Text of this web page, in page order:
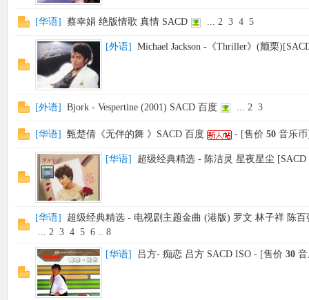
[华语] 蔡幸娟 绝版情歌 真情 SACD ... 2 3 4 5
[外语] Michael Jackson -《Thriller》(颤栗
[外语] Bjork - Vespertine (2001) SACD 百度 ... 2 3
[华语] 甄楚倩《无伴的舞 》SACD 百度 - [售价 50 音乐
[华语] 超级经典精选 - 陈洁灵 星夜星尘 [SACD
[华语]
超级经典精选 - 电视剧主题金曲 (港版) 罗文 林子祥 陈
... 2 3 4 5 6 .. 8
[华语] 吕方- 痴恋 吕方 SACD ISO - [售价 30